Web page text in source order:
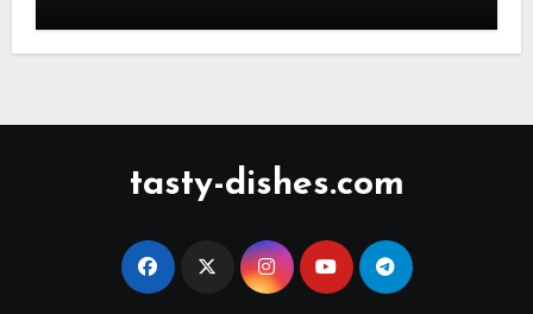
tasty-dishes.com